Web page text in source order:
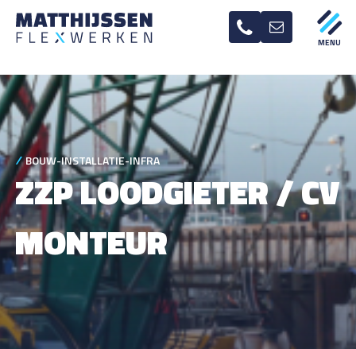
BOUW-INSTALLATIE-INFRA
ZZP LOODGIETER / CV
MONTEUR